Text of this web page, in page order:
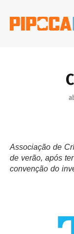
Associação de
de verão, após
convenção do